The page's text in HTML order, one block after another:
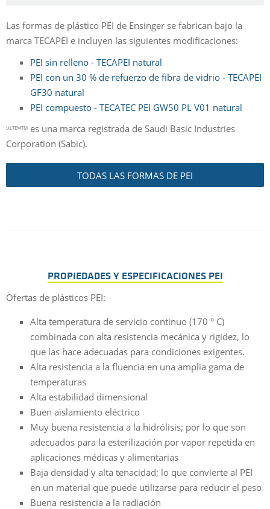
Las formas de plástico PEI de Ensinger se fabrican bajo la
marca TECAPEI e incluyen las siguientes modificaciones:
PEI sin relleno - TECAPEI natural
PEI con un 30 % de refuerzo de fibra de vidrio - TECAPEI
GF30 natural
PEI compuesto - TECATEC PEI GW50 PL V01 natural
ULTEMTM es una marca registrada de Saudi Basic Industries
Corporation (Sabic).
TODAS LAS FORMAS DE PEI
PROPIEDADES Y ESPECIFICACIONES PEI
Ofertas de plásticos PEI:
Alta temperatura de servicio continuo (170 ° C)
combinada con alta resistencia mecánica y rigidez, lo
que las hace adecuadas para condiciones exigentes.
Alta resistencia a la fluencia en una amplia gama de
temperaturas
Alta estabilidad dimensional
Buen aislamiento eléctrico
Muy buena resistencia a la hidrólisis; por lo que son
adecuados para la esterilización por vapor repetida en
aplicaciones médicas y alimentarias
Baja densidad y alta tenacidad; lo que convierte al PEI
en un material que puede utilizarse para reducir el peso
Buena resistencia a la radiación